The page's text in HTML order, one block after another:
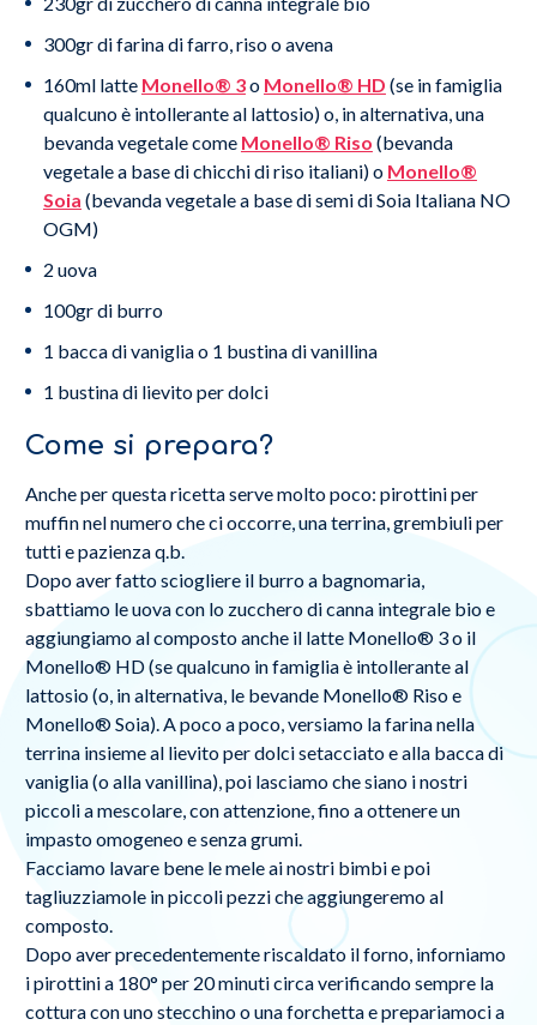
300gr di farina di farro, riso o avena
160ml latte Monello® 3o Monello® HD (se in famiglia
qualcuno è intollerante al lattosio) o, in alternativa, una
bevanda vegetale come Monello® Riso (bevanda
vegetale a base di chicchi di riso italiani) o Monello®
Soia (bevanda vegetale a base di semi di Soia Italiana NO
OGM)
2 uova
100gr di burro
1 bacca di vaniglia o 1 bustina di vanillina
1 bustina di lievito per dolci
Come si prepara?
Anche per questa ricetta serve molto poco: pirottini per
muffin nel numero che ci occorre, una terrina, grembiuli per
tutti e pazienza q.b.
Dopo aver fatto sciogliere il burro a bagnomaria,
sbattiamo le uova con lo zucchero di canna integrale bio e
aggiungiamo al composto anche il latte Monello® 3 o il
Monello® HD (se qualcuno in famiglia è intollerante al
lattosio (o, in alternativa, le bevande Monello® Riso e
Monello® Soia). A poco a poco, versiamo la farina nella
terrina insieme al lievito per dolci setacciato e alla bacca di
vaniglia (o alla vanillina), poi lasciamo che siano i nostri
piccoli a mescolare, con attenzione, fino a ottenere un
impasto omogeneo e senza grumi.
Facciamo lavare bene le mele ai nostri bimbi e poi
tagliuzziamole in piccoli pezzi che aggiungeremo al
composto.
Dopo aver precedentemente riscaldato il forno, inforniamo
i pirottini a 180° per 20 minuti circa verificando sempre la
cottura con uno stecchino o una forchetta e prepariamoci a